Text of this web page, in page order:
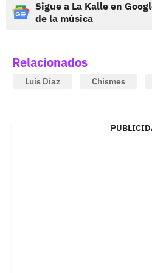
Sigue a La Kalle en
de la música
Relacionados
Luis Díaz Chismes